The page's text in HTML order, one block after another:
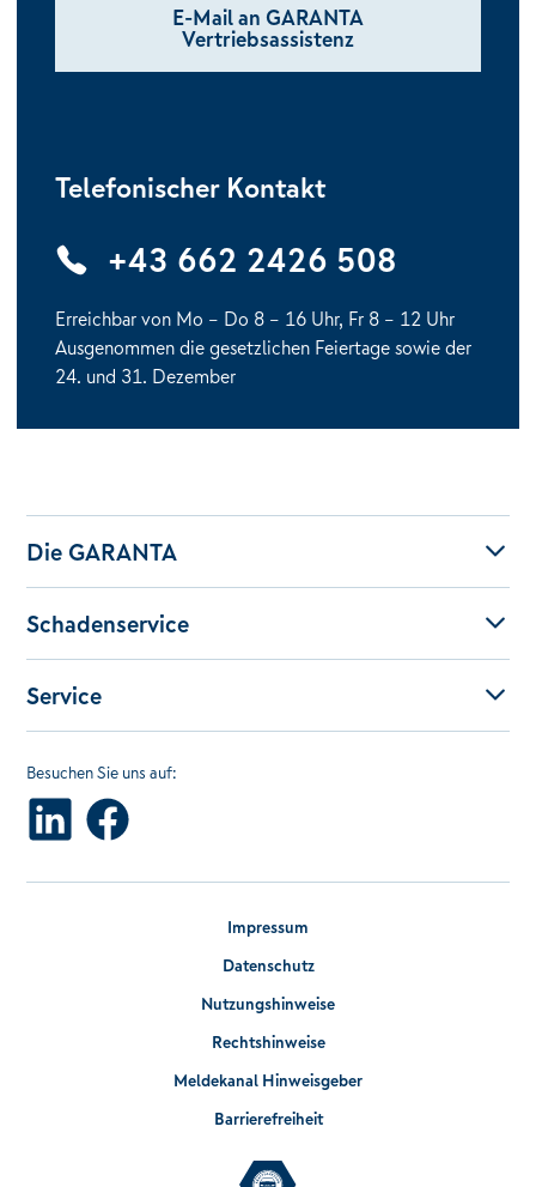
E-Mail an GARANTA
Vertriebsassistenz
Telefonischer Kontakt
+43 662 2426 508
Erreichbar von Mo – Do 8 – 16 Uhr, Fr 8 – 12 Uhr
Ausgenommen die gesetzlichen Feiertage sowie der
24. und 31. Dezember
Die GARANTA
Schadenservice
Service
Besuchen Sie uns auf:
Impressum
Datenschutz
Nutzungshinweise
Rechtshinweise
Meldekanal Hinweisgeber
Barrierefreiheit